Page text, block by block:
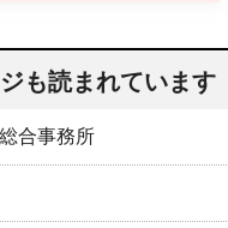
も読まれています
合事務所